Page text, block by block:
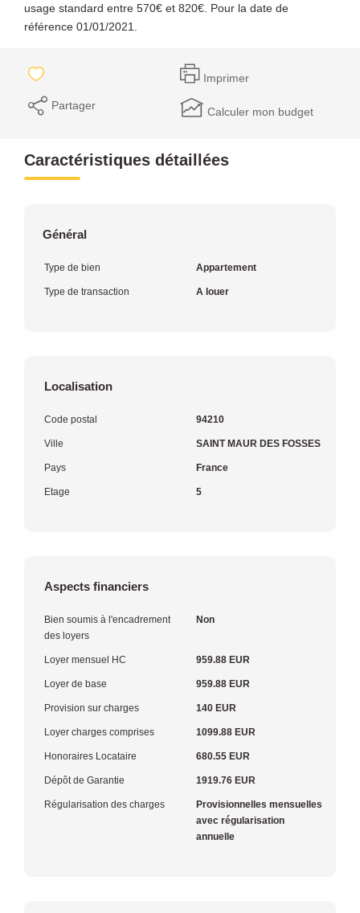
usage standard entre 570€ et 820€. Pour la date de
référence 01/01/2021.
Imprimer
Partager Calculer mon budget
Caractéristiques détaillées
Général
Type de bien Appartement
Type de transaction A louer
Localisation
Code postal 94210
Ville SAINT MAUR DES FOSSES
Pays France
Etage 5
Aspects financiers
Bien soumis à l'encadrement
des loyers
Non
Loyer mensuel HC 959.88 EUR
Loyer de base 959.88 EUR
Provision sur charges 140 EUR
Loyer charges comprises 1099.88 EUR
Honoraires Locataire 680.55 EUR
Dépôt de Garantie 1919.76 EUR
Régularisation des charges
Provisionnelles mensuelles
avec régularisation
annuelle